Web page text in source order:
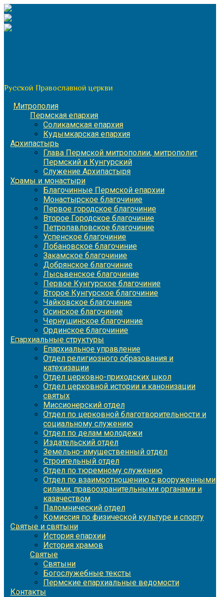
Перейти
к
содержимому
Русской Православной церкви
Митрополия
Пермская епархия
Соликамская епархия
Кудымкарская епархия
Архипастырь
Глава Пермской митрополии, митрополит
Пермский и Кунгурский
Служение Архипастыря
Храмы и монастыри
Благочинные Пермской епархии
Монастырское благочиние
Первое городское благочиние
Второе Городское благочиние
Петропавловское благочиние
Успенское благочиние
Лобановское благочиние
Закамское благочиние
Добрянское благочиние
Лысьвенское благочиние
Первое Кунгурское благочиние
Второе Кунгурское благочиние
Чайковское благочиние
Осинское благочиние
Чернушинское благочиние
Ординское благочиние
Епархиальные структуры
Епархиальное управление
Отдел религиозного образования и
катехизации
Отдел церковно-приходских школ
Отдел церковной истории и канонизации
святых
Миссионерский отдел
Отдел по церковной благотворительности и
социальному служению
Отдел по делам молодежи
Издательский отдел
Земельно-имущественный отдел
Строительный отдел
Отдел по тюремному служению
Отдел по взаимоотношению с вооруженными
силами, правоохранительными органами и
казачеством
Паломнический отдел
Комиссия по физической культуре и спорту
Святые и святыни
История епархии
История храмов
Святые
Святыни
Богослужебные тексты
Пермские епархиальные ведомости
Контакты